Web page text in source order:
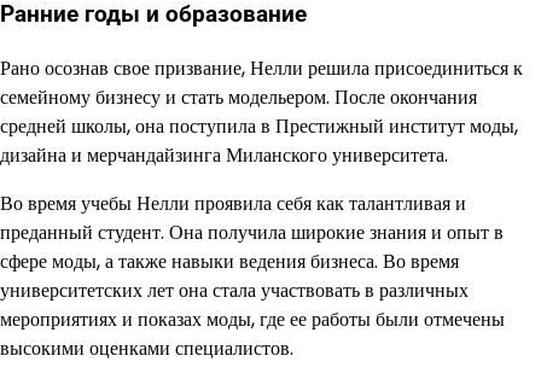
Ранние годы и образование
Рано осознав свое призвание, Нелли решила присоединиться к
семейному бизнесу и стать модельером. После окончания
средней школы, она поступила в Престижный институт моды,
дизайна и мерчандайзинга Миланского университета.
Во время учебы Нелли проявила себя как талантливая и
преданный студент. Она получила широкие знания и опыт в
сфере моды, а также навыки ведения бизнеса. Во время
университетских лет она стала участвовать в различных
мероприятиях и показах моды, где ее работы были отмечены
высокими оценками специалистов.